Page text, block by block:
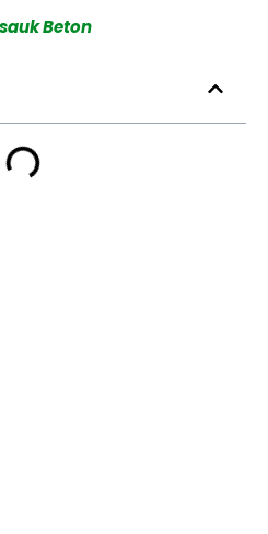
Beton